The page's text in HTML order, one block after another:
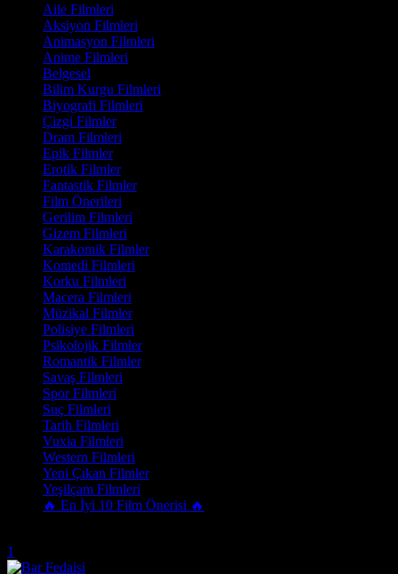
Aile Filmleri
Aksiyon Filmleri
Animasyon Filmleri
Anime Filmleri
Belgesel
Bilim Kurgu Filmleri
Biyografi Filmleri
Çizgi Filmler
Dram Filmleri
Epik Filmler
Erotik Filmler
Fantastik Filmler
Film Önerileri
Gerilim Filmleri
Gizem Filmleri
Karakomik Filmler
Komedi Filmleri
Korku Filmleri
Macera Filmleri
Müzikal Filmler
Polisiye Filmleri
Psikolojik Filmler
Romantik Filmler
Savaş Filmleri
Spor Filmleri
Suç Filmleri
Tarih Filmleri
Vuxia Filmleri
Western Filmleri
Yeni Çıkan Filmler
Yeşilçam Filmleri
🔥 En İyi 10 Film Önerisi 🔥
1